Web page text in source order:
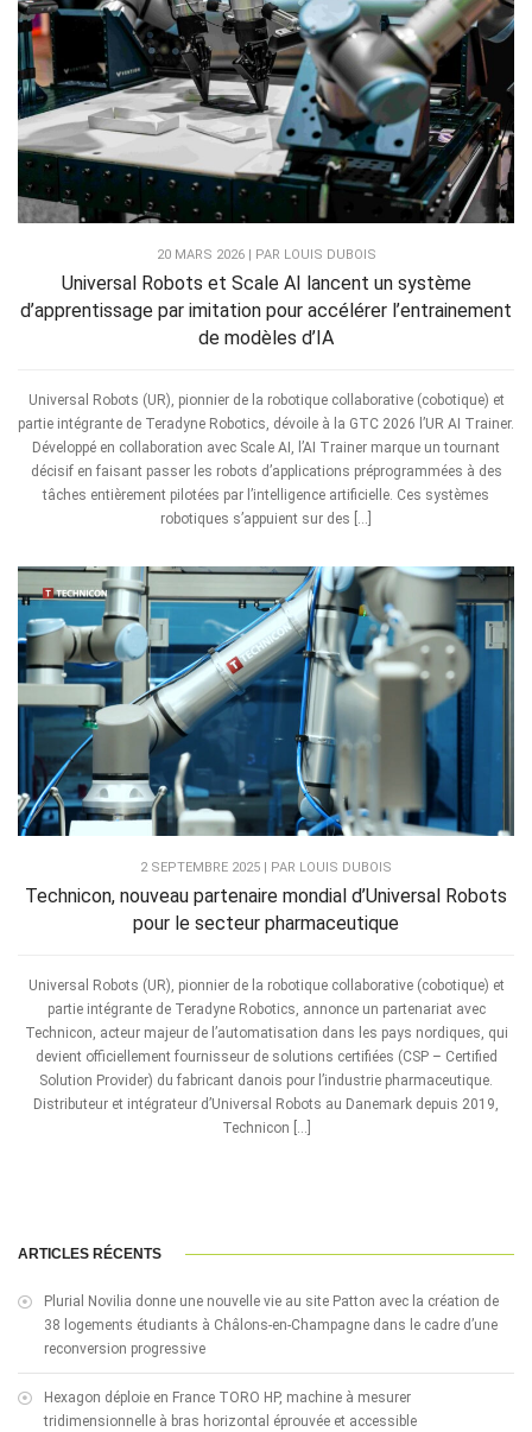
20 MARS 2026 | PAR LOUIS DUBOIS
Universal Robots et Scale AI lancent un système
d’apprentissage par imitation pour accélérer l’entrainement
de modèles d’IA
Universal Robots (UR), pionnier de la robotique collaborative (cobotique) et
partie intégrante de Teradyne Robotics, dévoile à la GTC 2026 l’UR AI Trainer.
Développé en collaboration avec Scale AI, l’AI Trainer marque un tournant
décisif en faisant passer les robots d’applications préprogrammées à des
tâches entièrement pilotées par l’intelligence artificielle. Ces systèmes
robotiques s’appuient sur des […]
2 SEPTEMBRE 2025 | PAR LOUIS DUBOIS
Technicon, nouveau partenaire mondial d’Universal Robots
pour le secteur pharmaceutique
Universal Robots (UR), pionnier de la robotique collaborative (cobotique) et
partie intégrante de Teradyne Robotics, annonce un partenariat avec
Technicon, acteur majeur de l’automatisation dans les pays nordiques, qui
devient officiellement fournisseur de solutions certifiées (CSP – Certified
Solution Provider) du fabricant danois pour l’industrie pharmaceutique.
Distributeur et intégrateur d’Universal Robots au Danemark depuis 2019,
Technicon […]
ARTICLES RÉCENTS
Plurial Novilia donne une nouvelle vie au site Patton avec la création de
38 logements étudiants à Châlons-en-Champagne dans le cadre d’une
reconversion progressive
Hexagon déploie en France TORO HP, machine à mesurer
tridimensionnelle à bras horizontal éprouvée et accessible